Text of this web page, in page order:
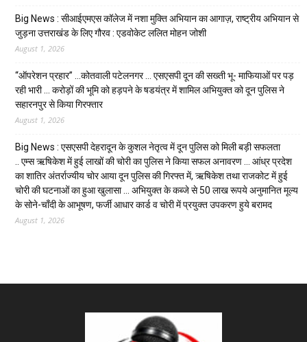
Big News : सीआईएमएस कॉलेज में नशा मुक्ति अभियान का आगाज़, राष्ट्रीय अभियान से
जुड़ना उत्तराखंड के लिए गौरव : एडवोकेट ललित मोहन जोशी
August 1, 2026
“ऑपरेशन प्रहार” …कोतवाली पटेलनगर … एसएसपी दून की सख्ती भू- माफियाओं पर पड़
रही भारी … करोड़ों की भूमि को हड़पने के षडयंत्र में शामिल अभियुक्त को दून पुलिस ने
सहारनपुर से किया गिरफ्तार
August 1, 2026
Big News : एसएसपी देहरादून के कुशल नेतृत्व में दून पुलिस को मिली बड़ी सफलता
.. एम्स ऋषिकेश में हुई लाखों की चोरी का पुलिस ने किया सफल अनावरण … आंध्र प्रदेश
का शातिर अंतर्राज्यीय चोर आया दून पुलिस की गिरफ्त में, ऋषिकेश तथा राजकोट में हुई
चोरी की घटनाओं का हुआ खुलासा … अभियुक्त के कब्जे से 50 लाख रूपये अनुमानित मूल्य
के सोने-चाँदी के आभूषण, फर्जी आधार कार्ड व चोरी में प्रयुक्त उपकरण हुये बरामद
August 1, 2026